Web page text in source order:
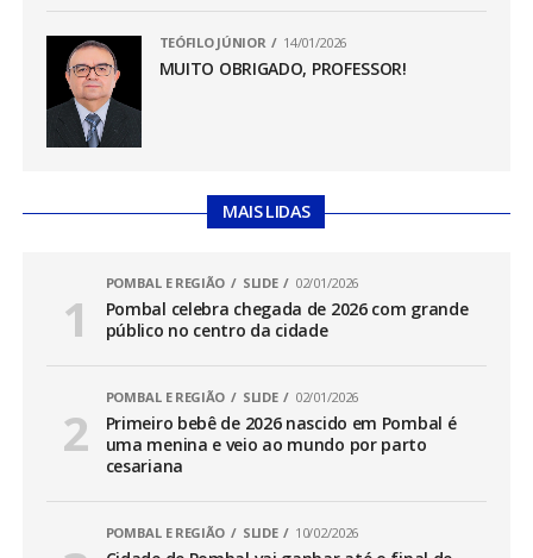
TEÓFILO JÚNIOR 14/01/2026
MUITO OBRIGADO, PROFESSOR!
MAIS LIDAS
POMBAL E REGIÃO SLIDE 02/01/2026
Pombal celebra chegada de 2026 com grande
público no centro da cidade
POMBAL E REGIÃO SLIDE 02/01/2026
Primeiro bebê de 2026 nascido em Pombal é
uma menina e veio ao mundo por parto
cesariana
POMBAL E REGIÃO SLIDE 10/02/2026